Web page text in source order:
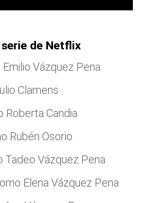
de Netflix
Vázquez Pena
Clamens
Roberta Candia
Rubén Osorio
Tadeo Vázquez Pena
Elena Vázquez Pena